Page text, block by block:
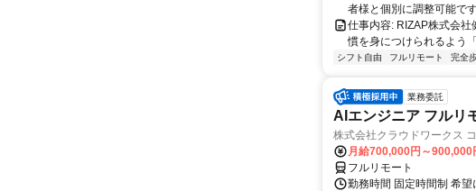
者様と個別に調整可能で
仕事内容: RIZAP株式会
慣を身につけられるよう
シフト自由 フルリモート 完全
業務委託
AIエンジニア フルリ
株式会社クラウドワークス
月給700,000円～900,000
フルリモート
勤務時間 固定時間制 希